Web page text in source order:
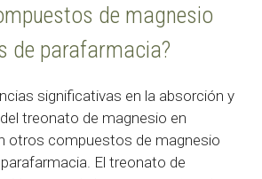
de magnesio
de parafarmacia?
significativas en la absorción y
treonato de magnesio en
otros compuestos de magnesio
El treonato de